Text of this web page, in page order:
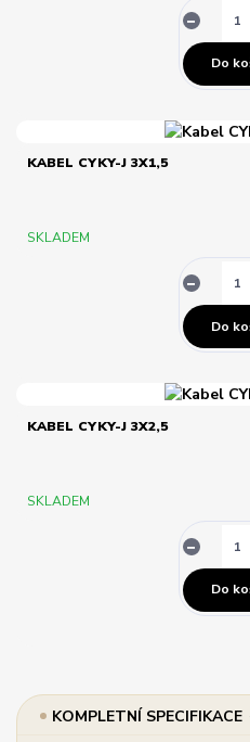
Do
KABEL CYKY-J 3X1,5
SKLADEM
Do
KABEL CYKY-J 3X2,5
SKLADEM
Do
KOMPLETNÍ SPECIFIKACE